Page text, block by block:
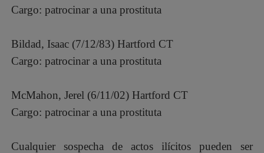
Cargo: patrocinar a una prostituta
Bildad, Isaac (7/12/83) Hartford CT
Cargo: patrocinar a una prostituta
McMahon, Jerel (6/11/02) Hartford CT
Cargo: patrocinar a una prostituta
Cualquier sospecha de actos ilícitos pueden ser